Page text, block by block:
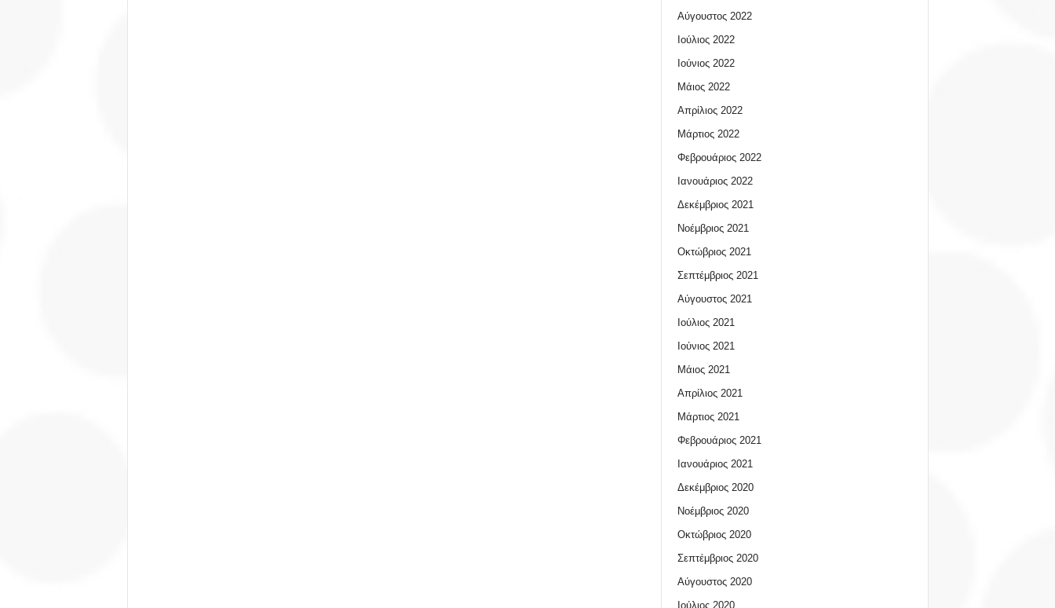
Αύγουστος 2022
Ιούλιος 2022
Ιούνιος 2022
Μάιος 2022
Απρίλιος 2022
Μάρτιος 2022
Φεβρουάριος 2022
Ιανουάριος 2022
Δεκέμβριος 2021
Νοέμβριος 2021
Οκτώβριος 2021
Σεπτέμβριος 2021
Αύγουστος 2021
Ιούλιος 2021
Ιούνιος 2021
Μάιος 2021
Απρίλιος 2021
Μάρτιος 2021
Φεβρουάριος 2021
Ιανουάριος 2021
Δεκέμβριος 2020
Νοέμβριος 2020
Οκτώβριος 2020
Σεπτέμβριος 2020
Αύγουστος 2020
Ιούλιος 2020